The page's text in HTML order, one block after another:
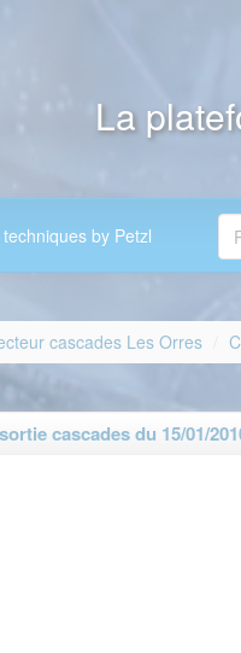
La
by Petzl
cascades Les Orres
cascades du 15/01/